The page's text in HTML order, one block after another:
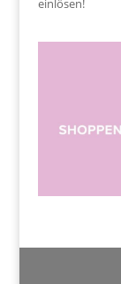
einlösen!